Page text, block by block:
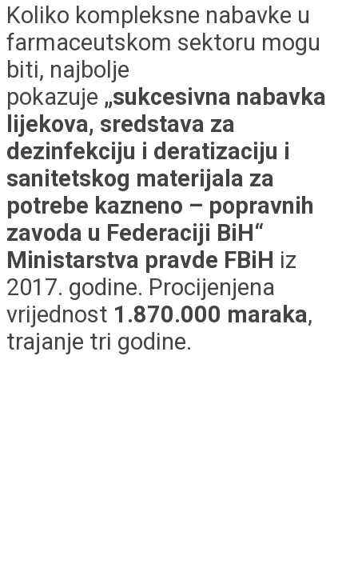
Koliko kompleksne nabavke u
farmaceutskom sektoru mogu
biti, najbolje
pokazuje „sukcesivna nabavka
lijekova, sredstava za
dezinfekciju i deratizaciju i
sanitetskog materijala za
potrebe kazneno – popravnih
zavoda u Federaciji BiH“
Ministarstva pravde FBiH iz
2017. godine. Procijenjena
vrijednost 1.870.000 maraka,
trajanje tri godine.